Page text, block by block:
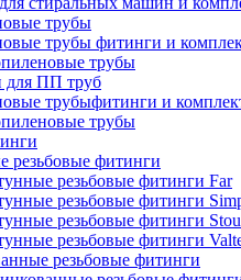
трубы
трубы фитинги и
трубы
для ПП труб
трубыфитинги и
трубы
резьбовые фитинги
резьбовые фитинги Far
резьбовые фитинги
резьбовые фитинги
резьбовые фитинги
резьбовые фитинги